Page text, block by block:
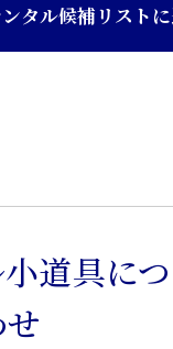
グ
ル
製
電
タル候補リスト
道具に